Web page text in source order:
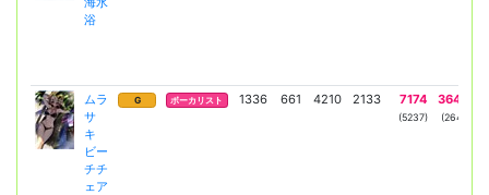
浴
ムラ
サ
キ
ビー
チチ
ェア
G ボーカリスト 1336 661 4210 2133 7174
(5237)
3644
(2641)